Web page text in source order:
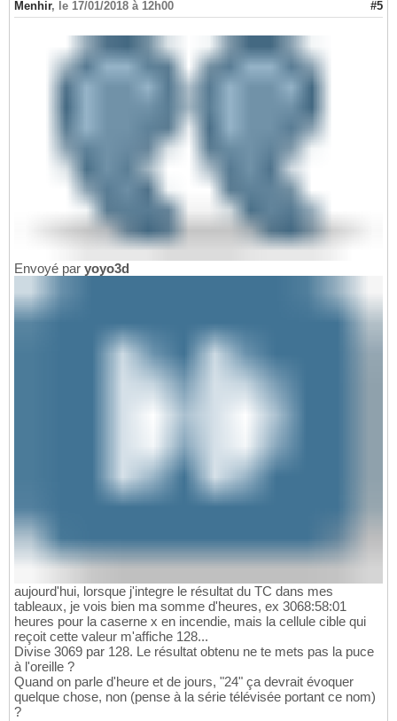
Menhir, le 17/01/2018 à 12h00 #5
Envoyé par yoyo3d
aujourd'hui, lorsque j'integre le résultat du TC dans mes
tableaux, je vois bien ma somme d'heures, ex 3068:58:01
heures pour la caserne x en incendie, mais la cellule cible qui
reçoit cette valeur m'affiche 128...
Divise 3069 par 128. Le résultat obtenu ne te mets pas la puce
à l'oreille ?
Quand on parle d'heure et de jours, "24" ça devrait évoquer
quelque chose, non (pense à la série télévisée portant ce nom)
?